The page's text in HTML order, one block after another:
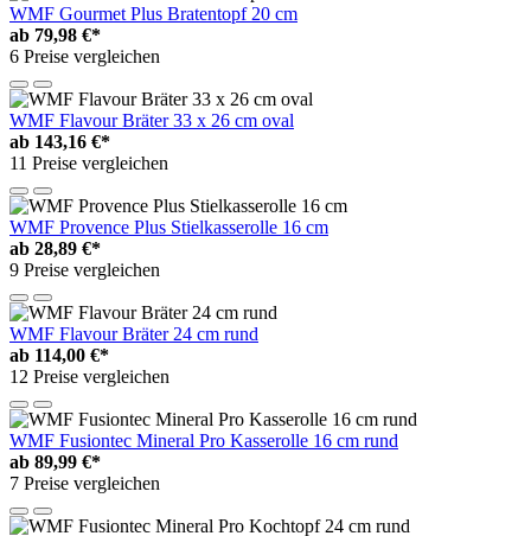
WMF Gourmet Plus Bratentopf 20 cm
ab 79,98 €*
6 Preise vergleichen
WMF Flavour Bräter 33 x 26 cm oval
ab 143,16 €*
11 Preise vergleichen
WMF Provence Plus Stielkasserolle 16 cm
ab 28,89 €*
9 Preise vergleichen
WMF Flavour Bräter 24 cm rund
ab 114,00 €*
12 Preise vergleichen
WMF Fusiontec Mineral Pro Kasserolle 16 cm rund
ab 89,99 €*
7 Preise vergleichen